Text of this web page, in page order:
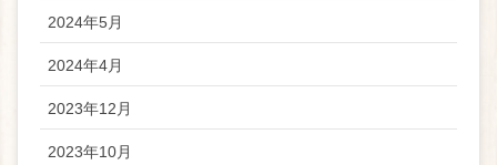
2024年5月
2024年4月
2023年12月
2023年10月